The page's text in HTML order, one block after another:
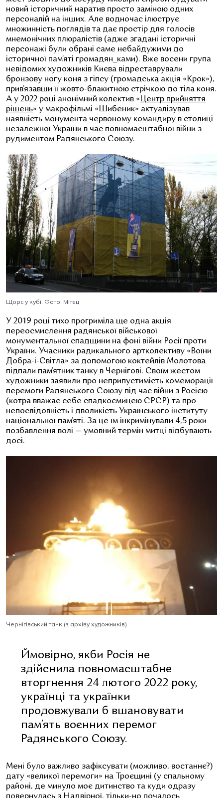
новий історичний наратив просто заміною одних
персоналій на інших. Але водночас ілюструє
множинність поглядів та дає простір для голосів
мнемонічних плюралістів (адже згадані історичні
персонажі були обрані саме небайдужими до
історичної пам’яті громадян_ками). Вже восени група
невідомих художників Києва відреставрували
бронзову ногу коня з гіпсу (громадська акція «Крок»),
прив’язавши її жовто-блакитною стрічкою до тіла коня.
А у 2022 році анонімний колектив «Центр прийняття
рішень» у макрофільмі «Шибеник» актуалізував
наявність монумента червоному командиру в столиці
незалежної України в час повномасштабної війни з
рудиментом Радянського Союзу.
Щорс у кубі. Фото: Мітєц
У 2019 році тихо прогриміла ще одна акція
переосмислення радянської військової
монументальної спадщини на фоні війни Росії проти
України. Учасники радикального артколективу «Воїни
Добра-і-Світла» за допомогою коктейлів Молотова
підпали пам’ятник танку в Чернігові. Своїм жестом
художники заявили про неприпустимість комеморації
перемоги Радянського Союзу під час війни з Росією
(котра вважає себе спадкоємицею СРСР) та про
непослідовність і дволикість Українського інституту
національної пам’яті. За це їм інкримінували 4,5 роки
позбавлення волі — умовний термін митці відбувають
досі.
Чернігівський танк (з архіву художників)
Ймовірно, якби Росія не
здійснила повномасштабне
вторгнення 24 лютого 2022 року,
українці та українки
продовжували б вшановувати
пам’ять воєнних перемог
Радянського Союзу.
Мені було важливо зафіксувати (можливо, востаннє?)
дату «великої перемоги» на Троєщині (у спальному
районі, де минуло моє дитинство та куди одразу